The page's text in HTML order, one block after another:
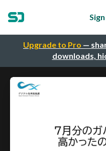
Upgrade to Pro —
downloads,